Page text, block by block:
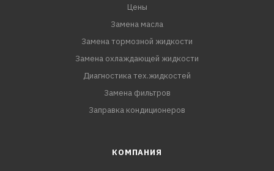
Цены
Замена масла
Замена тормозной жидкости
Замена охлаждающей жидкости
Диагностика тех.жидкостей
Замена фильтров
Заправка кондиционеров
КОМПАНИЯ